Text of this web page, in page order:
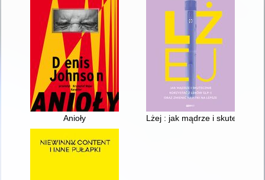
Anioły Lżej : jak mądrze i skutecznie